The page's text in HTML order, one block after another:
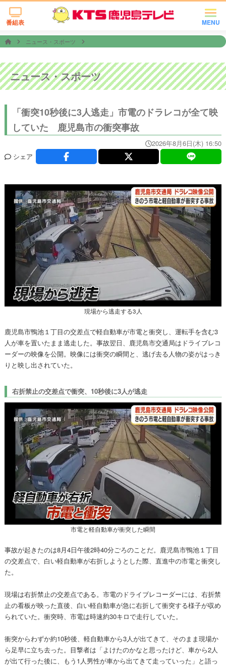
MENU
番組表
ニュース・スポーツ
ニュース・スポーツ
「衝突10秒後に3人逃走」市電のドラレコが全て映
していた 鹿児島市の衝突事故
2026年8月6日(木) 16:50
シェア
現場から逃走する3人
鹿児島市鴨池１丁目の交差点で軽自動車が市電と衝突し、運転手を含む3
人が車を置いたまま逃走した。事故翌日、鹿児島市交通局はドライブレコ
ーダーの映像を公開。映像には衝突の瞬間と、逃げ去る人物の姿がはっき
りと映し出されていた。
右折禁止の交差点で衝突、10秒後に3人が逃走
市電と軽自動車が衝突した瞬間
事故が起きたのは8月4日午後2時40分ごろのことだ。鹿児島市鴨池１丁目
の交差点で、白い軽自動車が右折しようとした際、直進中の市電と衝突し
た。
現場は右折禁止の交差点である。市電のドライブレコーダーには、右折禁
止の看板が映った直後、白い軽自動車が急に右折して衝突する様子が収め
られていた。衝突時、市電は時速約30キロで走行していた。
衝突からわずか約10秒後、軽自動車から3人が出てきて、そのまま現場か
ら足早に立ち去った。目撃者は「よけたのかなと思ったけど、車から2人
が出て行った後に、もう1人男性が車から出てきて走っていった」と語っ